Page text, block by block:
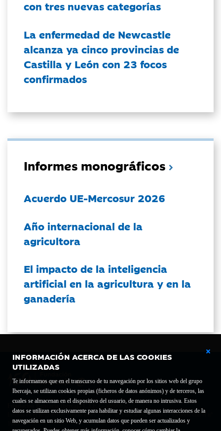
INFORMACIÓN ACERCA DE LAS COOKIES
UTILIZADAS
Te informamos que en el transcurso de tu navegación por los sitios web del grupo
Ibercaja, se utilizan cookies propias (ficheros de datos anónimos) y de terceros, las
cuales se almacenan en el dispositivo del usuario, de manera no intrusiva. Estos
datos se utilizan exclusivamente para habilitar y estudiar algunas interacciones de la
navegación en un sitio Web, y acumulan datos que pueden ser actualizados y
con tres nuevas categorías
La enfermedad de Newcastle
alcanza ya cinco provincias de
Castilla y León con 23 focos
confirmados
Informes monográficos
Acuerdo UE-Mercosur 2026
Año internacional de la
agricultora
El impacto de la inteligencia
artificial en la agricultura y en la
ganadería
Fundación Bancaria Ibercaja C.I.F. G-50000652.
Inscrita en el Registro de Fundaciones del Mº de Educación, Cultura y Deporte con el nº
1689.